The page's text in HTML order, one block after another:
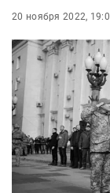
20 ноября 2022,